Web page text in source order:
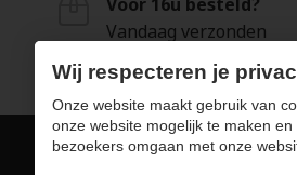
Vandaag verzonden
Wij respecteren je
Onze website maakt gebruik van
onze website mogelijk te maken
bezoekers omgaan met onze